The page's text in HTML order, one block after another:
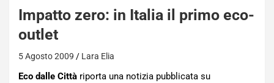
Impatto zero: in Italia il primo eco-
outlet
5 Agosto 2009 Lara Elia
Eco dalle Città riporta una notizia pubblicata su